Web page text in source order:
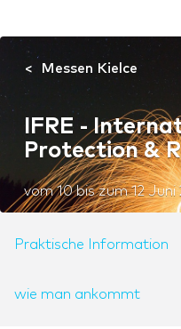
Messen Kielce
IFRE -
Protection &
vom10bis zum12 Juni
Praktische Information
wie man ankommt